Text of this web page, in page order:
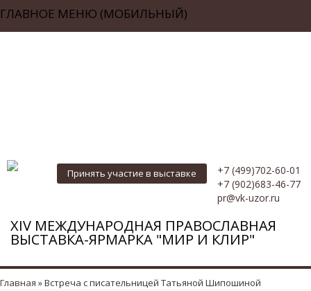
ГЛАВНОЕ МЕНЮ (МОБИЛЬНЫЙ)
+7 (499)702-60-01
+7 (902)683-46-77
pr@vk-uzor.ru
Принять участие в выставке
XIV МЕЖДУНАРОДНАЯ ПРАВОСЛАВНАЯ
ВЫСТАВКА-ЯРМАРКА "МИР И КЛИР"
ВЫ ЗДЕСЬ
Главная » Встреча с писательницей Татьяной Шипошиной